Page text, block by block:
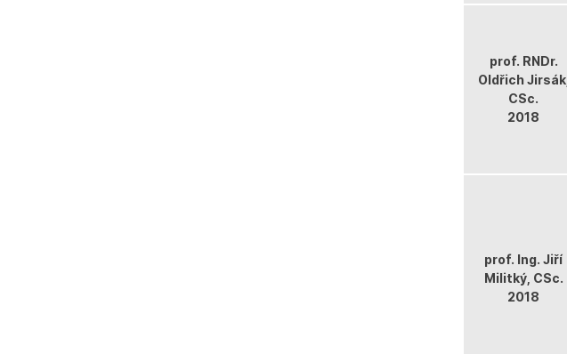
prof. RNDr.
Oldřich Jirsák,
CSc.
2018
prof. Ing. Jiří
Militký, CSc.
2018